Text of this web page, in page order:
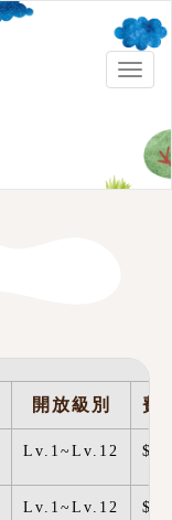
Toggle
開放級別 費
Lv.1~Lv.12
Lv.1~Lv.12